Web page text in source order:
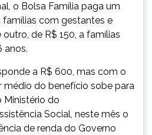
o Bolsa Família paga um
famílias com gestantes e
de R$ 150, a famílias
anos.
a R$ 600, mas com o
médio do benefício sobe para
Ministério do
Social, neste mês o
de renda do Governo